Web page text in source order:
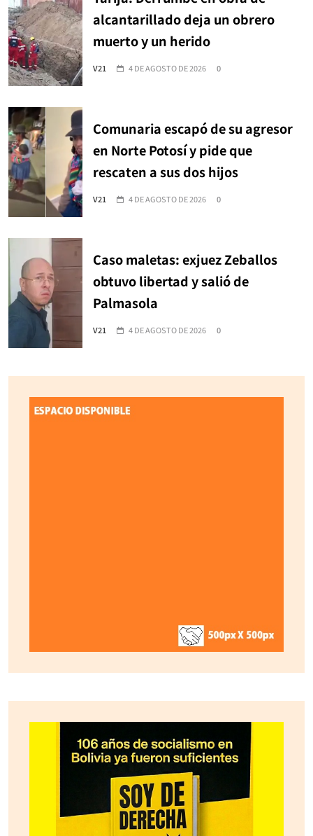
alcantarillado deja un obrero
muerto y un herido
V21 4 DE AGOSTO DE 2026 0
Comunaria escapó de su agresor
en Norte Potosí y pide que
rescaten a sus dos hijos
V21 4 DE AGOSTO DE 2026 0
Caso maletas: exjuez Zeballos
obtuvo libertad y salió de
Palmasola
V21 4 DE AGOSTO DE 2026 0